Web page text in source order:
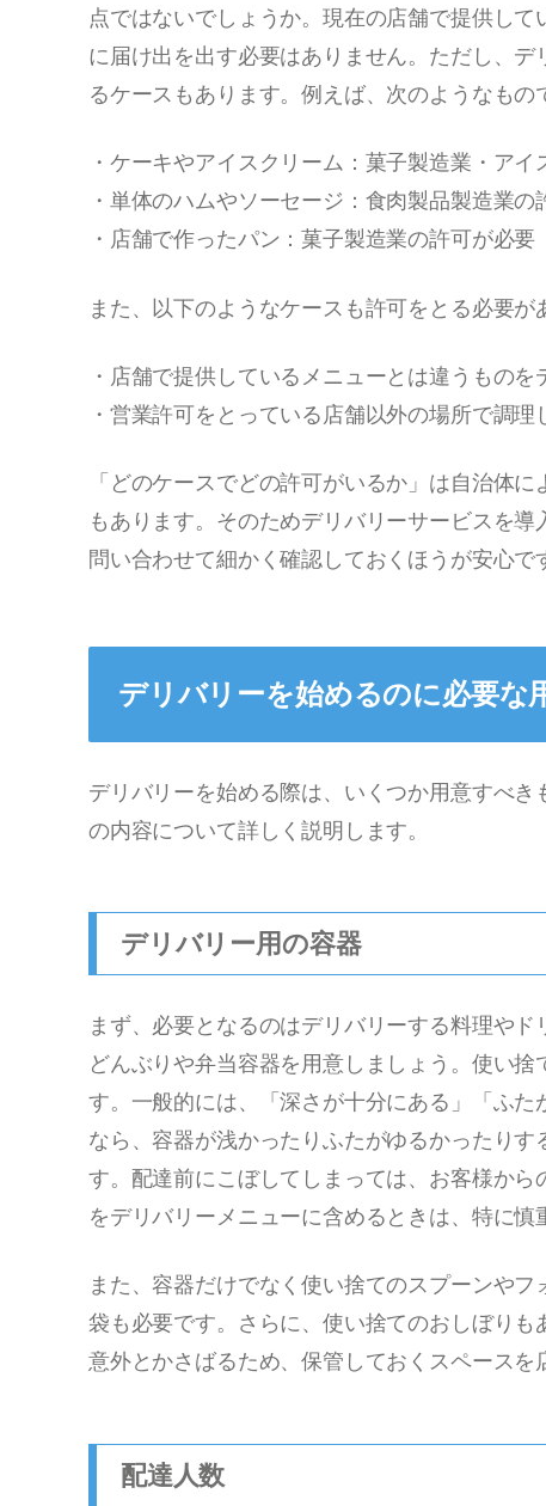
点ではないでしょうか。現在の店舗で提供し
に届け出を出す必要はありません。ただし、
るケースもあります。例えば、次のようなもの
・ケーキやアイスクリーム：菓子製造業・ア
・単体のハムやソーセージ：食肉製品製造業の
・店舗で作ったパン：菓子製造業の許可が必要
また、以下のようなケースも許可をとる必要が
・店舗で提供しているメニューとは違うものを
・営業許可をとっている店舗以外の場所で調
「どのケースでどの許可がいるか」は自治体
もあります。そのためデリバリーサービスを
問い合わせて細かく確認しておくほうが安心で
デリバリーを始めるのに必要な
デリバリーを始める際は、いくつか用意すべ
の内容について詳しく説明します。
デリバリー用の容器
まず、必要となるのはデリバリーする料理や
どんぶりや弁当容器を用意しましょう。使い
す。一般的には、「深さが十分にある」「ふ
なら、容器が浅かったりふたがゆるかったり
す。配達前にこぼしてしまっては、お客様か
をデリバリーメニューに含めるときは、特に慎
また、容器だけでなく使い捨てのスプーンや
袋も必要です。さらに、使い捨てのおしぼりも
意外とかさばるため、保管しておくスペースを
配達人数